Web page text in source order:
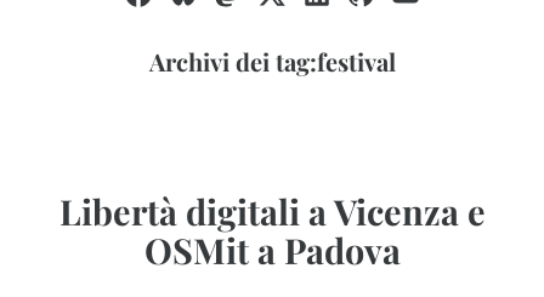
X
Archivi dei tag:festival
Libertà digitali a Vicenza e
OSMit a Padova